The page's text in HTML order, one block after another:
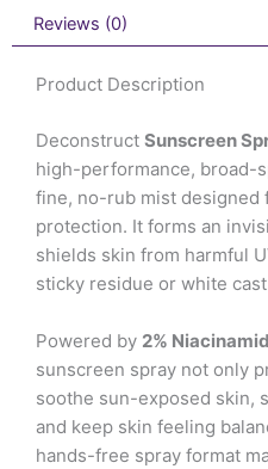
Reviews (0)
Product Description
Deconstruct Sunscreen
high-performance, broad-
fine, no-rub mist designed
protection. It forms an
shields skin from harmful
sticky residue or white
Powered by 2%
sunscreen spray not only
soothe sun-exposed skin,
and keep skin feeling
hands-free spray format